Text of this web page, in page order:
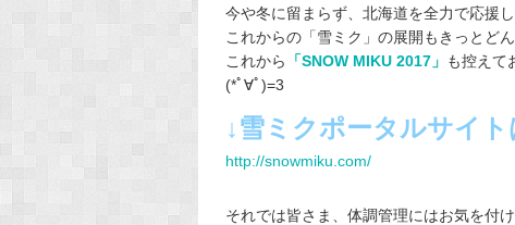
これからの「雪ミク」の展開もきっとど
これから
「SNOW MIKU 2017」 も控えて
(*ﾟ∀ﾟ)=3
↓雪ミクポータルサイト
http://snowmiku.com/
それでは皆さま、体調管理にはお気を付